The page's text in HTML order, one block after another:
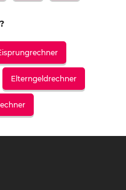
Elterngeldrechner